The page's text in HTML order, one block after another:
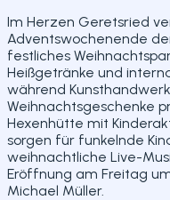
Im Herzen Geretsried
Adventswochenende
festliches
Heißgetränke und
während
Weihnachtsgeschenke
Hexenhütte mit
sorgen für funkelnde
weihnachtliche Live-
Eröffnung am Freitag
Michael Müller.